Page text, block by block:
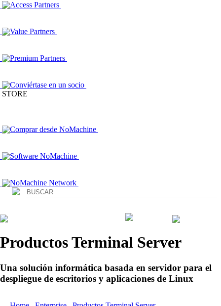
Access Partners
Value Partners
Premium Partners
Conviértase en un socio
STORE
Comprar desde NoMachine
Software NoMachine
NoMachine Network
Productos Terminal Server
Una solución informática basada en servidor para el
despliegue de escritorios y aplicaciones de Linux